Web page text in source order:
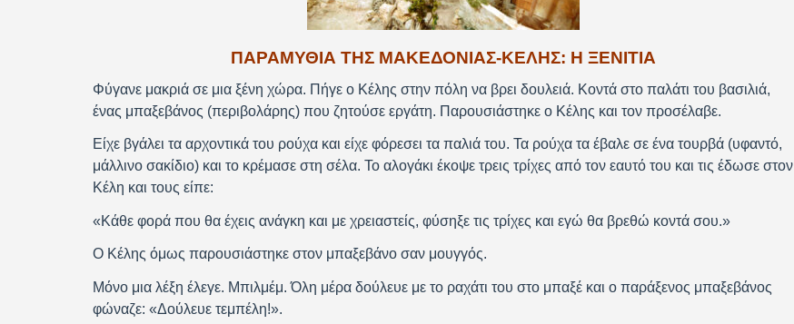
ΠΑΡΑΜΥΘΙΑ ΤΗΣ ΜΑΚΕΔΟΝΙΑΣ-ΚΕΛΗΣ: Η ΞΕΝΙΤΙΑ
Φύγανε μακριά σε μια ξένη χώρα. Πήγε ο Κέλης στην πόλη να βρει δουλειά. Κοντά στο παλάτι του βασιλιά,
ένας μπαξεβάνος (περιβολάρης) που ζητούσε εργάτη. Παρουσιάστηκε ο Κέλης και τον προσέλαβε.
Είχε βγάλει τα αρχοντικά του ρούχα και είχε φόρεσει τα παλιά του. Τα ρούχα τα έβαλε σε ένα τουρβά (υφαντό,
μάλλινο σακίδιο) και το κρέμασε στη σέλα. Το αλογάκι έκοψε τρεις τρίχες από τον εαυτό του και τις έδωσε στον
Κέλη και τους είπε:
«Κάθε φορά που θα έχεις ανάγκη και με χρειαστείς, φύσηξε τις τρίχες και εγώ θα βρεθώ κοντά σου.»
Ο Κέλης όμως παρουσιάστηκε στον μπαξεβάνο σαν μουγγός.
Μόνο μια λέξη έλεγε. Μπιλμέμ. Όλη μέρα δούλευε με το ραχάτι του στο μπαξέ και ο παράξενος μπαξεβάνος
φώναζε: «Δούλευε τεμπέλη!».